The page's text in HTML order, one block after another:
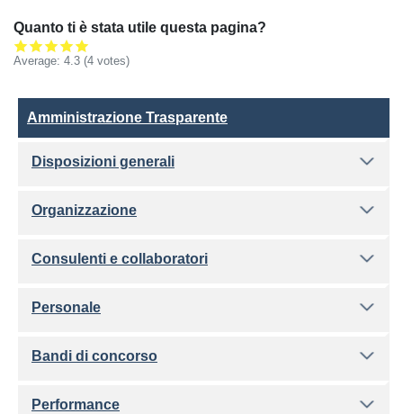
Quanto ti è stata utile questa pagina?
Average: 4.3 (4 votes)
Amministrazione Trasparente
Amministrazione Trasparente
Disposizioni generali
Organizzazione
Consulenti e collaboratori
Personale
Bandi di concorso
Performance